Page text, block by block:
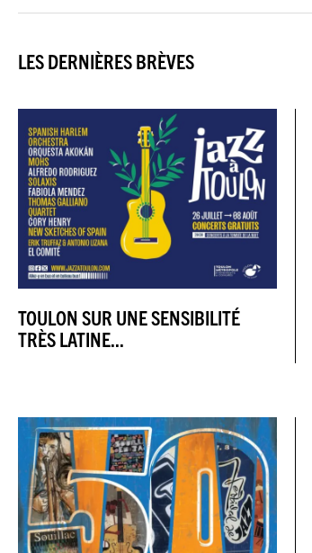
LES DERNIÈRES BRÈVES
TOULON SUR UNE SENSIBILITÉ
TRÈS LATINE...